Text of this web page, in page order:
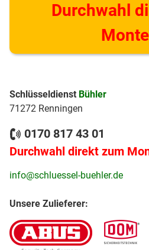
Durchwahl
Schlüsseldienst Bühler
71272 Renningen
0170 817 43 01
Durchwahl direkt zum
info@schluessel-buehler.de
Unsere Zulieferer: